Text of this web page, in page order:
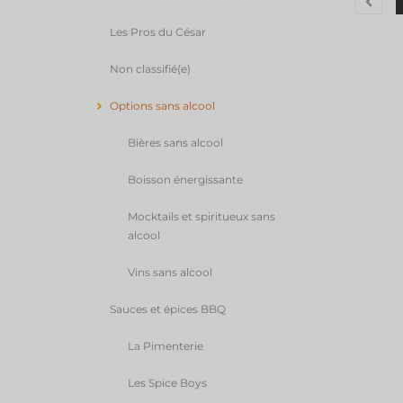
Les Pros du César
Non classifié(e)
Options sans alcool
Bières sans alcool
Boisson énergissante
Mocktails et spiritueux sans
alcool
Vins sans alcool
Sauces et épices BBQ
La Pimenterie
Les Spice Boys